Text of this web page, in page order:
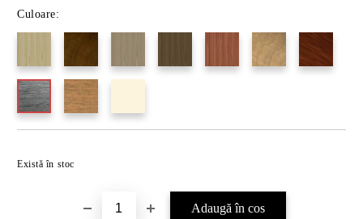
Culoare:
Există în stoc